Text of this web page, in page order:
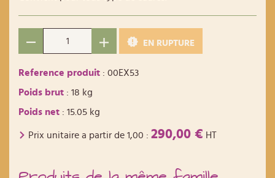
EN RUPTURE
Reference produit : 00EX53
Poids brut : 18 kg
Poids net : 15.05 kg
Prix unitaire a partir de 1,00 : 290,00 € HT